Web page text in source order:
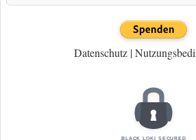
Datenschutz |
BLACK LOKI SECURED